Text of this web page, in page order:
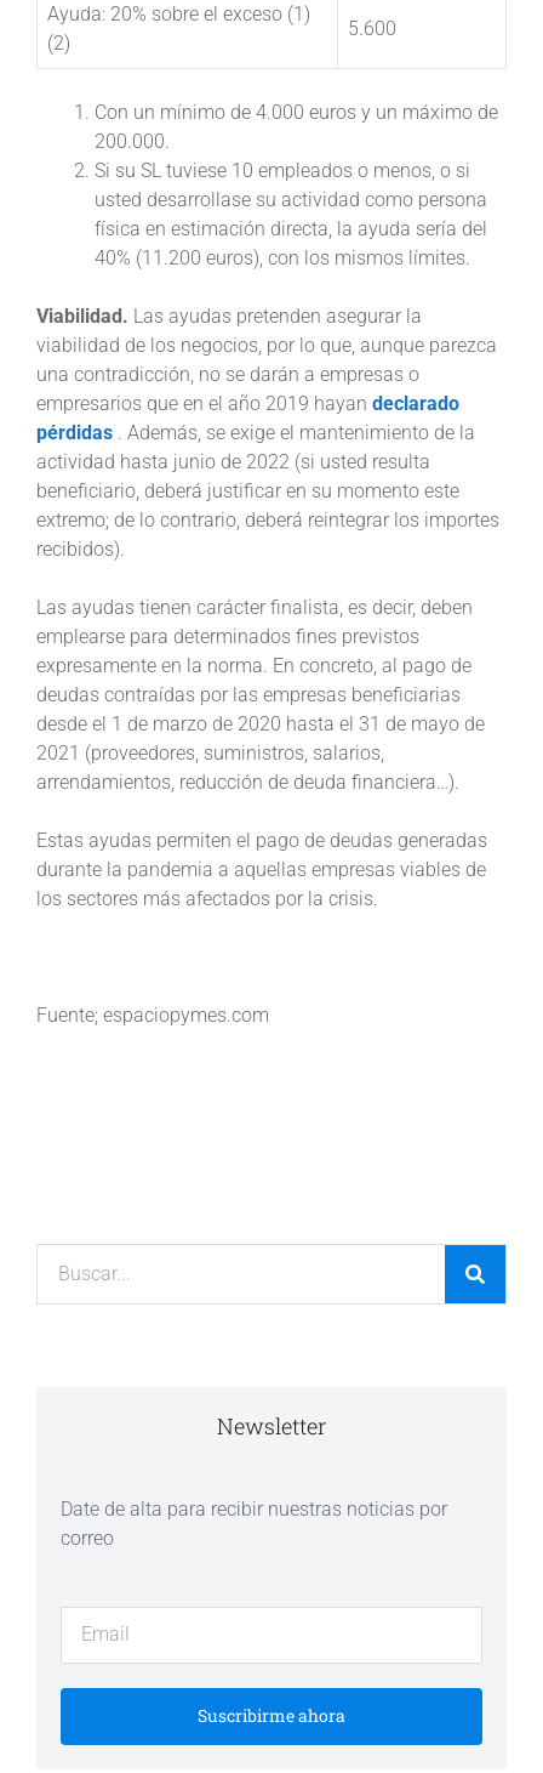
Ayuda: 20% sobre el exceso (1)
(2)
5.600
Con un mínimo de 4.000 euros y un máximo de
200.000.
Si su SL tuviese 10 empleados o menos, o si
usted desarrollase su actividad como persona
física en estimación directa, la ayuda sería del
40% (11.200 euros), con los mismos límites.
Viabilidad. Las ayudas pretenden asegurar la
viabilidad de los negocios, por lo que, aunque parezca
una contradicción, no se darán a empresas o
empresarios que en el año 2019 hayan declarado
pérdidas . Además, se exige el mantenimiento de la
actividad hasta junio de 2022 (si usted resulta
beneficiario, deberá justificar en su momento este
extremo; de lo contrario, deberá reintegrar los importes
recibidos).
Las ayudas tienen carácter finalista, es decir, deben
emplearse para determinados fines previstos
expresamente en la norma. En concreto, al pago de
deudas contraídas por las empresas beneficiarias
desde el 1 de marzo de 2020 hasta el 31 de mayo de
2021 (proveedores, suministros, salarios,
arrendamientos, reducción de deuda financiera…).
Estas ayudas permiten el pago de deudas generadas
durante la pandemia a aquellas empresas viables de
los sectores más afectados por la crisis.
Fuente; espaciopymes.com
Newsletter
Date de alta para recibir nuestras noticias por
correo
Suscribirme ahora